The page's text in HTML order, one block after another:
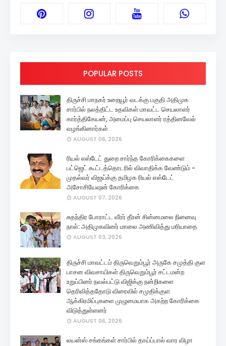
POPULAR POSTS
திருச்சி மாநகர் உறையூர் வடக்கு பகுதி அதிமுக
சார்பில் நலத்திட்ட உதவிகள் மாவட்ட செயலாளர்
கார்த்திகேயன், அமைப்பு செயலாளர் ரத்தினவேல்
வழங்கினார்கள்
AUGUST 06, 2026
ரியல் எஸ்டேட் துறை சார்ந்த கோரிக்கைகளை
பட்ஜெட் கூட்டத்தொடரில் விவாதிக்க வேண்டும் -
முதல்வர் விஜய்க்கு தமிழக ரியல் எஸ்டேட்
அசோசியேஷன் கோரிக்கை
AUGUST 07, 2026
சுதந்திர போராட்ட வீரர் தீரன் சின்னமலை நினைவு
நாள்: அதிமுகவினர் மாலை அணிவித்து மரியாதை
AUGUST 03, 2026
திருச்சி மாவட்டம் திருவெறும்பூர் அருகே சமுத்தி குள
பாசன விவசாயிகள் திருவெறும்பூர் சட்டமன்ற
உறுப்பினர் நவல்பட்டு விஜிக்கு நன்றிகளை
தெரிவித்ததோடு விரைவில் சமுதிக்குள
ஆக்கிரமிப்புகளை முழுமையாக அகற்ற கோரிக்கை
விடுத்துள்ளனர்
AUGUST 06, 2026
லயன்ஸ் சங்கங்கள் சார்பில் தாய்ப்பால் வார விழா